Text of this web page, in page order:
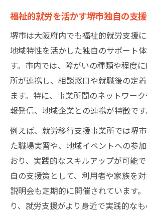
福祉的就労を活かす堺市独自の支
堺市は大阪府内でも福祉的就労支援に
地域特性を活かした独自のサポート
す。市内では、障がいの種類や程度
所が連携し、相談窓口や就職後の定
ます。特に、事業所間のネットワー
報発信、地域企業との連携が特徴です
例えば、就労移行支援事業所では堺
た職場実習や、地域イベントへの参
おり、実践的なスキルアップが可能
自の支援策として、利用者や家族を
説明会も定期的に開催されています
り、就労支援がより身近で実践的な